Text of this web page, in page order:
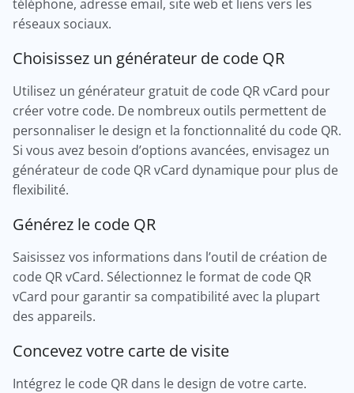
téléphone, adresse email, site web et liens vers les
réseaux sociaux.
Choisissez un générateur de code QR
Utilisez un générateur gratuit de code QR vCard pour
créer votre code. De nombreux outils permettent de
personnaliser le design et la fonctionnalité du code QR.
Si vous avez besoin d’options avancées, envisagez un
générateur de code QR vCard dynamique pour plus de
flexibilité.
Générez le code QR
Saisissez vos informations dans l’outil de création de
code QR vCard. Sélectionnez le format de code QR
vCard pour garantir sa compatibilité avec la plupart
des appareils.
Concevez votre carte de visite
Intégrez le code QR dans le design de votre carte.